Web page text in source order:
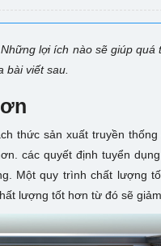
lợi ích nào sẽ giúp
bài viết sau.
thức sản xuất truyền
các quyết định tuyển
Một quy trình chất lượng
lượng tốt hơn từ đó sẽ